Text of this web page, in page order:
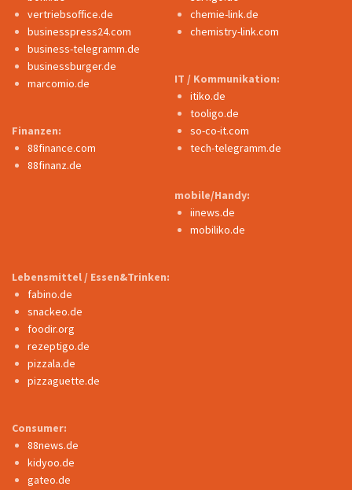
vertriebsoffice.de
businesspress24.com
business-telegramm.de
businessburger.de
marcomio.de
Finanzen:
88finance.com
88finanz.de
chemie-link.de
chemistry-link.com
IT / Kommunikation:
itiko.de
tooligo.de
so-co-it.com
tech-telegramm.de
mobile/Handy:
iinews.de
mobiliko.de
Lebensmittel / Essen&Trinken:
fabino.de
snackeo.de
foodir.org
rezeptigo.de
pizzala.de
pizzaguette.de
Consumer:
88news.de
kidyoo.de
gateo.de